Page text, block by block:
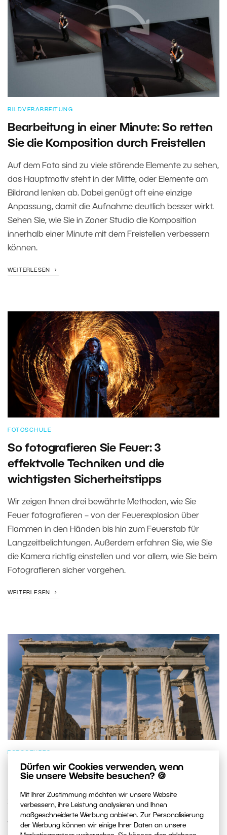
Dürfen wir Cookies verwenden, wenn
Sie unsere Website besuchen? 🍪
Mit Ihrer Zustimmung möchten wir unsere Website
verbessern, ihre Leistung analysieren und Ihnen
maßgeschneiderte Werbung anbieten. Zur Personalisierung
der Werbung können wir einige Ihrer Daten an unsere
BILDVERARBEITUNG
Bearbeitung in einer Minute: So retten
Sie die Komposition durch Freistellen
Auf dem Foto sind zu viele störende Elemente zu sehen,
das Hauptmotiv steht in der Mitte, oder Elemente am
Bildrand lenken ab. Dabei genügt oft eine einzige
Anpassung, damit die Aufnahme deutlich besser wirkt.
Sehen Sie, wie Sie in Zoner Studio die Komposition
innerhalb einer Minute mit dem Freistellen verbessern
können.
WEITERLESEN
FOTOSCHULE
So fotografieren Sie Feuer: 3
effektvolle Techniken und die
wichtigsten Sicherheitstipps
Wir zeigen Ihnen drei bewährte Methoden, wie Sie
Feuer fotografieren – von der Feuerexplosion über
Flammen in den Händen bis hin zum Feuerstab für
Langzeitbelichtungen. Außerdem erfahren Sie, wie Sie
die Kamera richtig einstellen und vor allem, wie Sie beim
Fotografieren sicher vorgehen.
WEITERLESEN
Die 7 fotogensten Orte im
Sie als Erstes?
Wir haben sieben Orte ausgewählt, die kein Fotograf